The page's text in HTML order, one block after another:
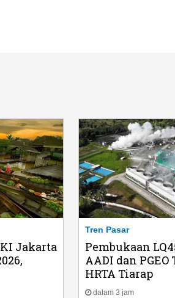
Jakarta
Tren Pasar
Pembukaan
AADI dan PGEO
HRTA Tiarap
dalam 3 jam